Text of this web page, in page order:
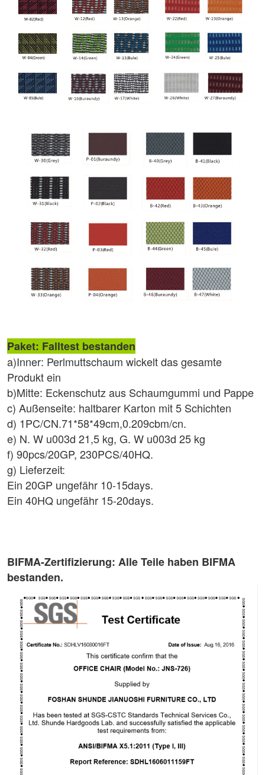
Paket: Falltest bestanden
a)Inner: Perlmuttschaum wickelt das gesamte
Produkt ein
b)Mitte: Eckenschutz aus Schaumgummi und Pappe
c) Außenseite: haltbarer Karton mit 5 Schichten
d) 1PC/CN.71*58*49cm,0.209cbm/cn.
e) N. W u003d 21,5 kg, G. W u003d 25 kg
f) 90pcs/20GP, 230PCS/40HQ.
g) Lieferzeit:
Ein 20GP ungefähr 10-15days.
Ein 40HQ ungefähr 15-20days.
BIFMA-Zertifizierung: Alle Teile haben BIFMA
bestanden.